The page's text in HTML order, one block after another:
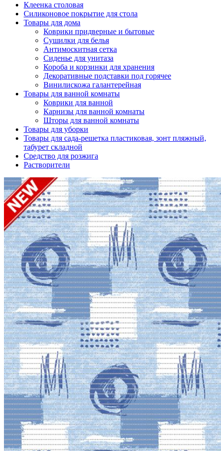
Клеенка столовая
Силиконовое покрытие для стола
Товары для дома
Коврики придверные и бытовые
Сушилки для белья
Антимоскитная сетка
Сиденье для унитаза
Короба и корзинки для хранения
Декоративные подставки под горячее
Винилискожа галантерейная
Товары для ванной комнаты
Коврики для ванной
Карнизы для ванной комнаты
Шторы для ванной комнаты
Товары для уборки
Товары для сада-решетка пластиковая, зонт пляжный,
табурет складной
Средство для розжига
Растворители